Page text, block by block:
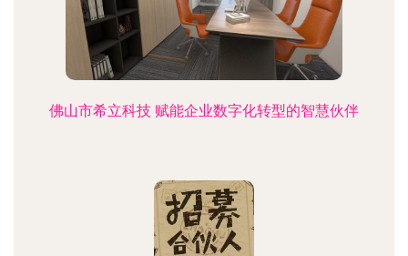
佛山市希立科技 赋能企业数字化转型的智慧伙伴